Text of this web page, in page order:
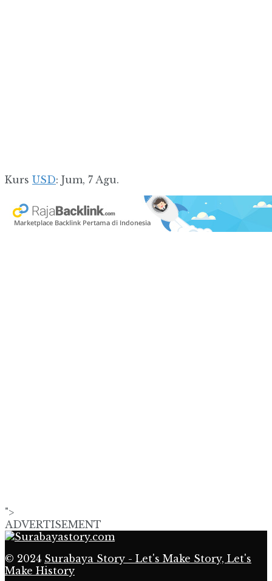
Kurs USD: Jum, 7 Agu.
">
ADVERTISEMENT
© 2024 Surabaya Story - Let's Make Story, Let's
Make History